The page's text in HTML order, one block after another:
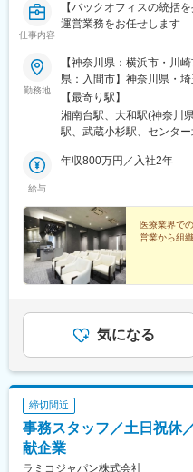
仕事内容
【バックオフィスの統括
運営業務をお任せします
勤務地
【神奈川県：横浜市・川
県：入間市】神奈川県・
いただきます。※受動喫煙
【最寄り駅】
湘南台駅、大和駅(神奈川
駅、武蔵小杉駅、センタ
みらい駅、高島町駅、向河
給与
年収800万円／入社2年
医療業界で
営業から組
気になる
締切間近
事務スタッフ／土日祝休
献企業
ラミコジャパン株式会社